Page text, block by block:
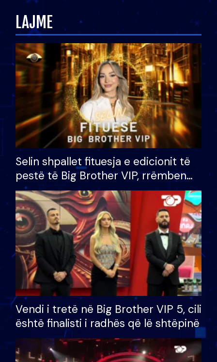
LAJME
Selin shpallet fituesja e edicionit të
pestë të Big Brother VIP, rrëmben
çmimin e madh prej 100 mijë eurosh
Vendi i tretë në Big Brother VIP 5, cili
është finalisti i radhës që lë shtëpinë